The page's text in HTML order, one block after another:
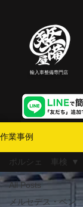
輸入車整備専門店
作業事例
All Posts
メルセデス・ベン
ポルシェ 車検